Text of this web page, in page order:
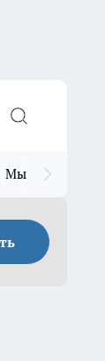
Мы в MAX